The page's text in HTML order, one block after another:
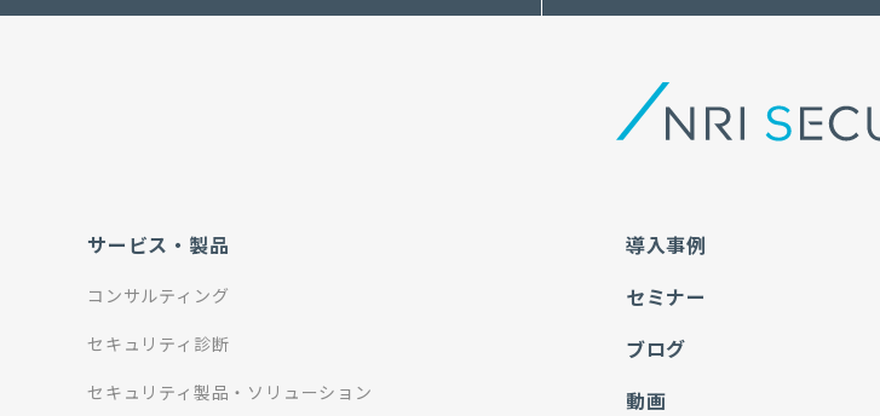
サービス・製品
コンサルティング
セキュリティ診断
セキュリティ製品・ソリューション
導入事例
セミナー
ブログ
動画